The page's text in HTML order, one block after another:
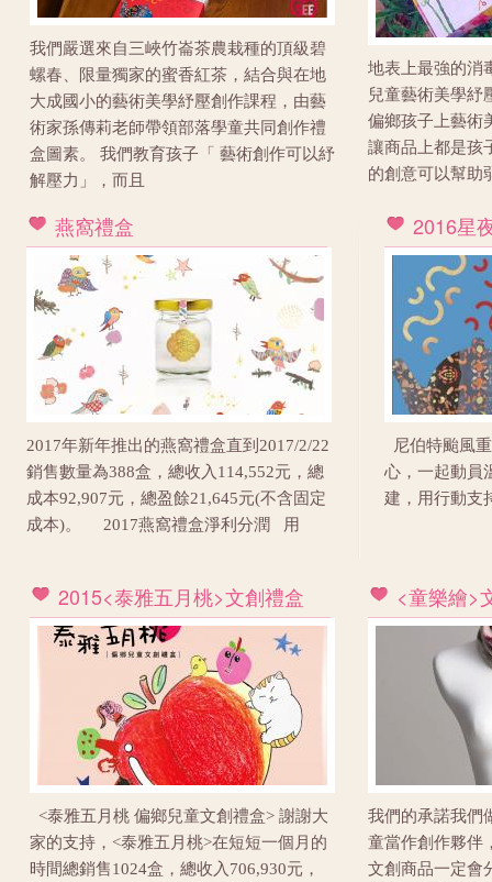
我們嚴選來自三峽竹崙茶農栽種的頂級碧
螺春、限量獨家的蜜香紅茶，結合與在地
大成國小的藝術美學紓壓創作課程，由藝
術家孫傳莉老師帶領部落學童共同創作禮
盒圖素。 我們教育孩子「 藝術創作可以紓
解壓力」，而且
地表上最強的消
兒童藝術美學紓
偏鄉孩子上藝術
讓商品上都是孩
的創意可以幫
燕窩禮盒
2017年新年推出的燕窩禮盒直到2017/2/22
銷售數量為388盒，總收入114,552元，總
成本92,907元，總盈餘21,645元(不含固定
成本)。 2017燕窩禮盒淨利分潤 用
2016星
尼伯特颱風
心，一起動員
建，用行動
2015<泰雅五月桃>文創禮盒
<泰雅五月桃 偏鄉兒童文創禮盒> 謝謝大
家的支持，<泰雅五月桃>在短短一個月的
時間總銷售1024盒，總收入706,930元，
<童樂繪>
我們的承諾我們
童當作創作夥伴
文創商品一定會